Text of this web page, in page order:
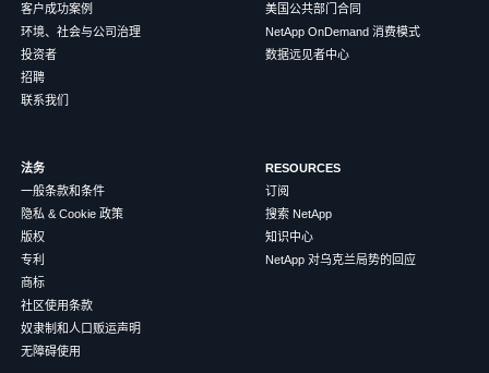
客户成功案例
环境、社会与公司治理
投资者
招聘
联系我们
美国公共部门合同
NetApp OnDemand 消费模式
数据远见者中心
法务
一般条款和条件
隐私 & Cookie 政策
版权
专利
商标
社区使用条款
奴隶制和人口贩运声明
无障碍使用
RESOURCES
订阅
搜索 NetApp
知识中心
NetApp 对乌克兰局势的回应